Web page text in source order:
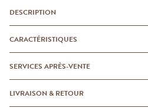
DESCRIPTION
CARACTÉRISTIQUES
SERVICES APRÈS-VENTE
LIVRAISON & RETOUR